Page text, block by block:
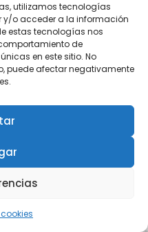
utilizamos tecnologías
o acceder a la información
estas tecnologías nos
de
en este sitio. No
puede afectar negativamente